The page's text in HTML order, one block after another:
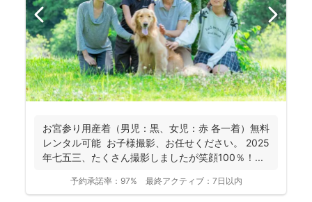
お宮参り用産着（男児：黒、女児：赤 各一着）無料
レンタル可能 お子様撮影、お任せください。 2025
年七五三、たくさん撮影しましたが笑顔100％！...
予約承諾率： 97% 最終アクティブ： 7日以内